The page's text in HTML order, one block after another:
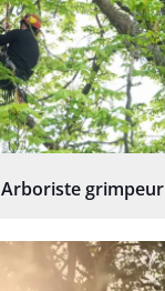
Arboriste grimpeur